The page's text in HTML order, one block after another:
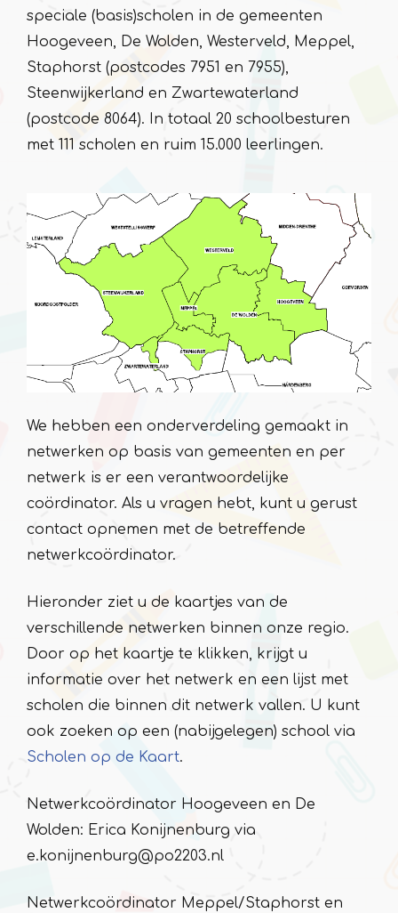
speciale (basis)scholen in de gemeenten
Hoogeveen, De Wolden, Westerveld, Meppel,
Staphorst (postcodes 7951 en 7955),
Steenwijkerland en Zwartewaterland
(postcode 8064). In totaal 20 schoolbesturen
met 111 scholen en ruim 15.000 leerlingen.
We hebben een onderverdeling gemaakt in
netwerken op basis van gemeenten en per
netwerk is er een verantwoordelijke
coördinator. Als u vragen hebt, kunt u gerust
contact opnemen met de betreffende
netwerkcoördinator.
Hieronder ziet u de kaartjes van de
verschillende netwerken binnen onze regio.
Door op het kaartje te klikken, krijgt u
informatie over het netwerk en een lijst met
scholen die binnen dit netwerk vallen. U kunt
ook zoeken op een (nabijgelegen) school via
Scholen op de Kaart.
Netwerkcoördinator Hoogeveen en De
Wolden: Erica Konijnenburg via
e.konijnenburg@po2203.nl
Netwerkcoördinator Meppel/Staphorst en